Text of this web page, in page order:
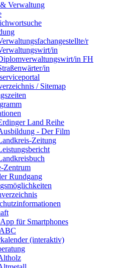
Verwaltung
r
in
in FH
in
/ Sitemap
Land Reihe
- Der Film
Zeitung
Zentrum
Rundgang
für Smartphones
(interaktiv)